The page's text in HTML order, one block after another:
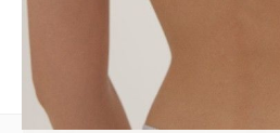
Wyślij